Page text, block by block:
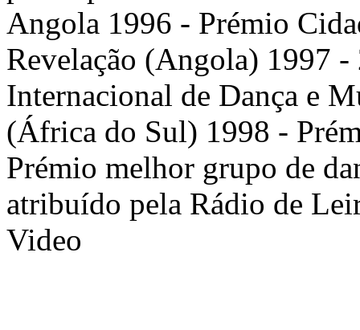
Angola 1996 - Prémio
Revelação (Angola) 1997 -
Internacional de Dança e
(África do Sul) 1998 -
Prémio melhor grupo de
atribuído pela Rádio de
Video